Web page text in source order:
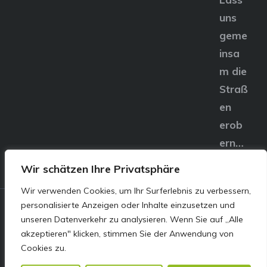
Wir schätzen Ihre Privatsphäre
Wir verwenden Cookies, um Ihr Surferlebnis zu verbessern,
personalisierte Anzeigen oder Inhalte einzusetzen und
unseren Datenverkehr zu analysieren. Wenn Sie auf „Alle
akzeptieren" klicken, stimmen Sie der Anwendung von
Cookies zu.
uns
geme
insa
m die
Straß
en
erob
ern…
© E&S Motors GmbH,
Linzer Straße 83 4240
Freistadt